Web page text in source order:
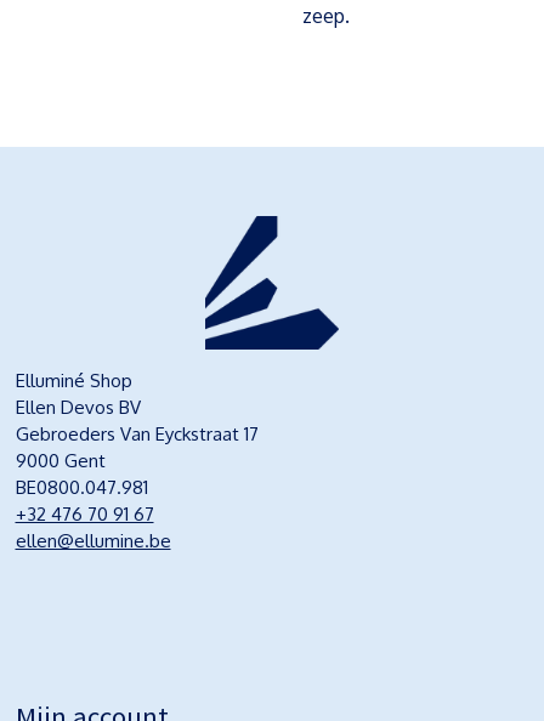
zeep.
Elluminé Shop
Ellen Devos BV
Gebroeders Van Eyckstraat 17
9000 Gent
BE0800.047.981
+32 476 70 91 67
ellen@ellumine.be